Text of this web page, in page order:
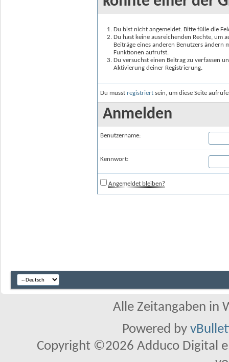
Du bist nicht angemeldet. Bitte fülle die
Du hast keine ausreichenden Rechte, um
Beiträge eines anderen Benutzers
Funktionen aufrufst.
Du versuchst einen Beitrag zu verfassen
Aktivierung deiner Registrierung.
Du musst registriert sein, um diese Seite
Anmelden
Benutzername:
Kennwort:
Angemeldet bleiben?
Alle Zeitangaben in
Powered by
Copyright ©2026 Adduco Digital